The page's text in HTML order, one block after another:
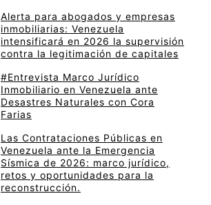
Alerta para abogados y empresas
inmobiliarias: Venezuela
intensificará en 2026 la supervisión
contra la legitimación de capitales
#Entrevista Marco Jurídico
Inmobiliario en Venezuela ante
Desastres Naturales con Cora
Farias
Las Contrataciones Públicas en
Venezuela ante la Emergencia
Sísmica de 2026: marco jurídico,
retos y oportunidades para la
reconstrucción.